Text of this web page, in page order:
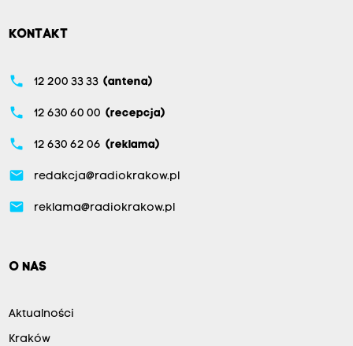
KONTAKT
phone 12 200 33 33 (antena)
phone 12 630 60 00 (recepcja)
phone 12 630 62 06 (reklama)
email redakcja@radiokrakow.pl
email reklama@radiokrakow.pl
O NAS
Aktualności
Kraków